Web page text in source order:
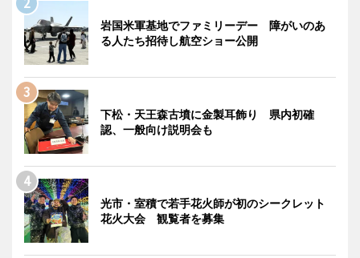
岩国米軍基地でファミリーデー 障がいのあ
る人たち招待し航空ショー公開
下松・天王森古墳に金製耳飾り 県内初確
認、一般向け説明会も
光市・室積で若手花火師が初のシークレット
花火大会 観覧者を募集